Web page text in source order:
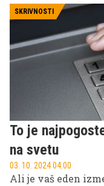
generacijami. V
zgodovino
kako je vplival na
Sloveniji.
SKRIVNOSTI
To je
na svetu
03. 10. 2024 04.00
Ali je vaš eden